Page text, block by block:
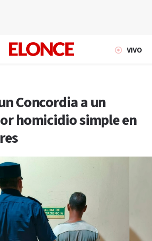
VIVO
Concordia a un
homicidio simple en